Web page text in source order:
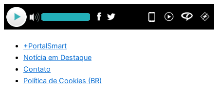
Ir
para
o
+PortalSmart
Notícia em Destaque
Contato
Política de Cookies (BR)